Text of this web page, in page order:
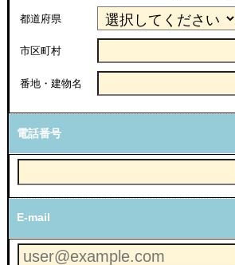
都道府県
市区町村
番地・建物名
電話番号
E-mail